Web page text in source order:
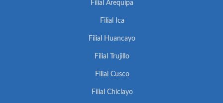
Filial Arequipa
Filial Ica
Filial Huancayo
Filial Trujillo
Filial Cusco
Filial Chiclayo